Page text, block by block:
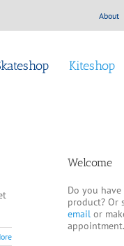
About
Kiteshop
Welcome
Do you
product? Or
email or
appointment.